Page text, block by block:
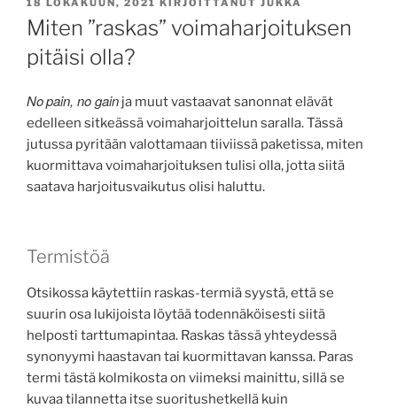
18 LOKAKUUN, 2021 KIRJOITTANUT JUKKA
Miten ”raskas” voimaharjoituksen
pitäisi olla?
Nopain, no gain ja muut vastaavat sanonnat elävät
edelleen sitkeässä voimaharjoittelun saralla. Tässä
jutussa pyritään valottamaan tiiviissä paketissa, miten
kuormittava voimaharjoituksen tulisi olla, jotta siitä
saatava harjoitusvaikutus olisi haluttu.
Termistöä
Otsikossa käytettiin raskas-termiä syystä, että se
suurin osa lukijoista löytää todennäköisesti siitä
helposti tarttumapintaa. Raskas tässä yhteydessä
synonyymi haastavan tai kuormittavan kanssa. Paras
termi tästä kolmikosta on viimeksi mainittu, sillä se
kuvaa tilannetta itse suoritushetkellä kuin